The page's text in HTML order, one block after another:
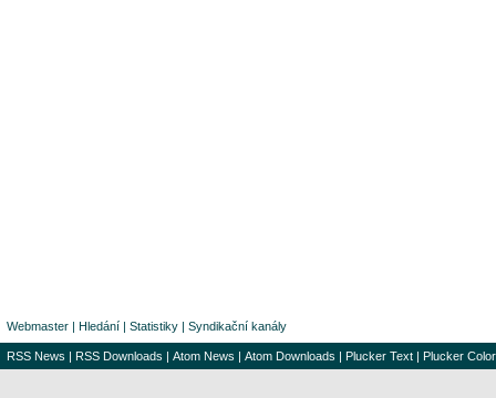
Webmaster | Hledání | Statistiky | Syndikační kanály
RSS News | RSS Downloads | Atom News | Atom Downloads | Plucker Text | Plucker Color